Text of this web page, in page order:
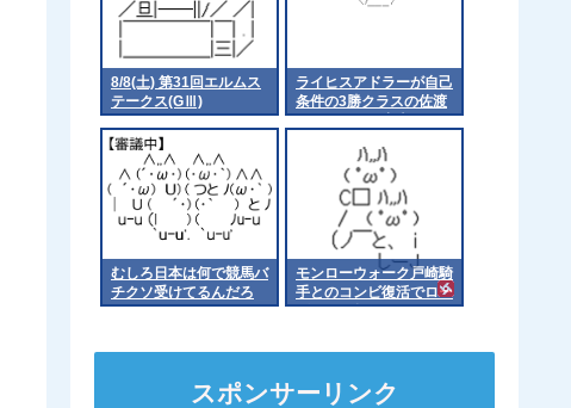
8/8(土) 第31回エルムス
テークス(GⅢ)
ライヒスアドラーが自己
条件の3勝クラスの佐渡
ステークスに出走
むしろ日本は何で競馬バ
チクソ受けてるんだろ
モンローウォーク戸崎騎
手とのコンビ復活でロー
ズSへ 他
スポンサーリンク